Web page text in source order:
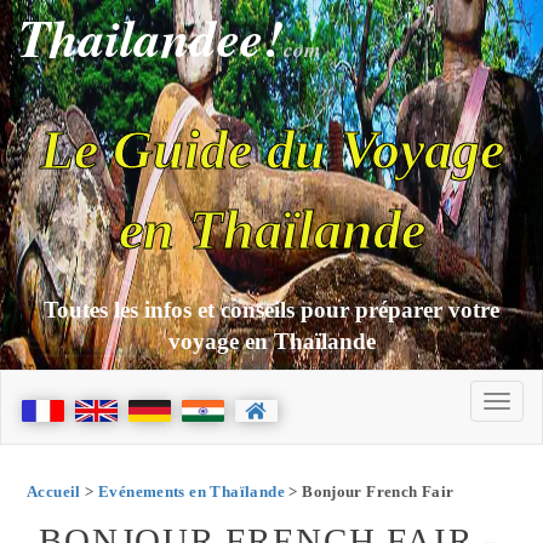
Thailandee!com
Le Guide du Voyage
en Thaïlande
Toutes les infos et conseils pour préparer votre
voyage en Thaïlande
Accueil > Evénements en Thaïlande> Bonjour French Fair